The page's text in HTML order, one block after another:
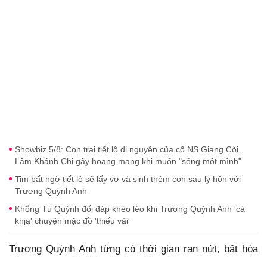
Showbiz 5/8: Con trai tiết lộ di nguyện của cố NS Giang Còi,
Lâm Khánh Chi gây hoang mang khi muốn "sống một mình"
Tim bất ngờ tiết lộ sẽ lấy vợ và sinh thêm con sau ly hôn với
Trương Quỳnh Anh
Khổng Tú Quỳnh đối đáp khéo léo khi Trương Quỳnh Anh 'cà
khịa' chuyện mặc đồ 'thiếu vải'
Trương Quỳnh Anh từng có thời gian rạn nứt, bất hòa